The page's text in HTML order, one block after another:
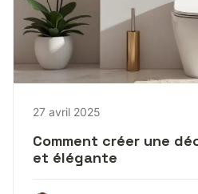
27 avril 2025
Comment créer une
et élégante